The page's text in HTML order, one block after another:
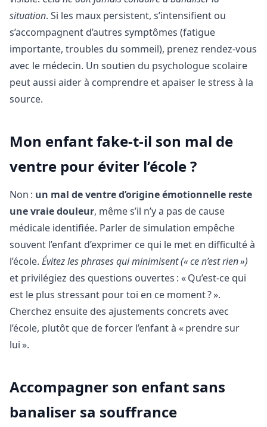
situation. Si les maux persistent, s’intensifient ou
s’accompagnent d’autres symptômes (fatigue
importante, troubles du sommeil), prenez rendez-vous
avec le médecin. Un soutien du psychologue scolaire
peut aussi aider à comprendre et apaiser le stress à la
source.
Mon enfant fake-t-il son mal de
ventre pour éviter l’école ?
Non : un mal de ventre d’origine émotionnelle reste
une vraie douleur, même s’il n’y a pas de cause
médicale identifiée. Parler de simulation empêche
souvent l’enfant d’exprimer ce qui le met en difficulté à
l’école. Évitez les phrases qui minimisent (« ce n’est rien »)
et privilégiez des questions ouvertes : « Qu’est-ce qui
est le plus stressant pour toi en ce moment ? ».
Cherchez ensuite des ajustements concrets avec
l’école, plutôt que de forcer l’enfant à « prendre sur
lui ».
Accompagner son enfant sans
banaliser sa souffrance